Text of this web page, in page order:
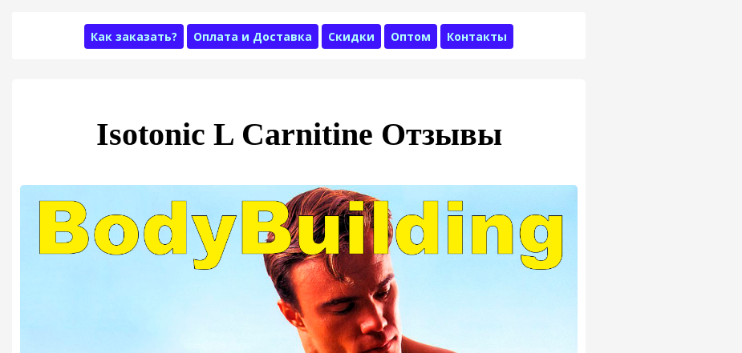
Как заказать? Оплата и Доставка Скидки Оптом Контакты
Isotonic L Carnitine Отзывы